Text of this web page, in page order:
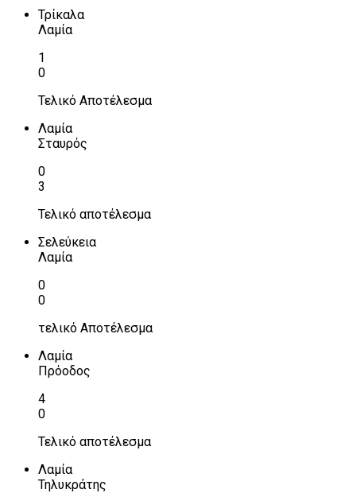
Τρίκαλα
Λαμία
1
0
Τελικό Αποτέλεσμα
Λαμία
Σταυρός
0
3
Τελικό αποτέλεσμα
Σελεύκεια
Λαμία
0
0
τελικό Αποτέλεσμα
Λαμία
Πρόοδος
4
0
Τελικό αποτέλεσμα
Λαμία
Τηλυκράτης